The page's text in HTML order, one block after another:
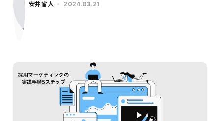
安井省人 2024.03.21